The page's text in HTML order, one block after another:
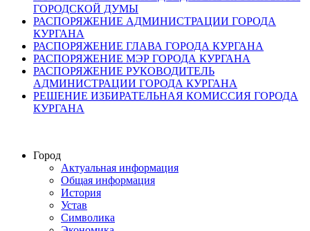
ГОРОДСКОЙ ДУМЫ
РАСПОРЯЖЕНИЕ АДМИНИСТРАЦИИ ГОРОДА
КУРГАНА
РАСПОРЯЖЕНИЕ ГЛАВА ГОРОДА КУРГАНА
РАСПОРЯЖЕНИЕ МЭР ГОРОДА КУРГАНА
РАСПОРЯЖЕНИЕ РУКОВОДИТЕЛЬ
АДМИНИСТРАЦИИ ГОРОДА КУРГАНА
РЕШЕНИЕ ИЗБИРАТЕЛЬНАЯ КОМИССИЯ ГОРОДА
КУРГАНА
Город
Актуальная информация
Общая информация
История
Устав
Символика